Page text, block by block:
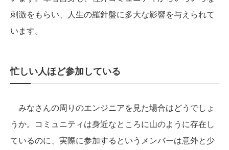
刺激をもらい、人生の羅針盤に多大な影響を与えられて
います。
忙しい人ほど参加している
みなさんの周りのエンジニアを見た場合はどうでしょ
うか。コミュニティは身近なところに山のように存在し
ているのに、実際に参加するというメンバーは意外と少